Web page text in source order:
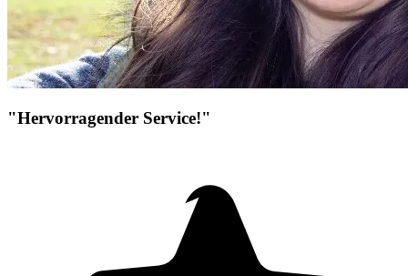
"Hervorragender Service!"